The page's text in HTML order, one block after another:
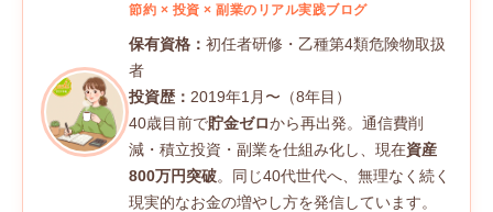
節約 × 投資 × 副業のリアル実践ブログ
保有資格： 初任者研修・乙種第4類危険物取扱
者
投資歴： 2019年1月〜（8年目）
40歳目前で貯金ゼロから再出発。通信費削
減・積立投資・副業を仕組み化し、現在資産
800万円突破。同じ40代世代へ、無理なく続く
現実的なお金の増やし方を発信しています。